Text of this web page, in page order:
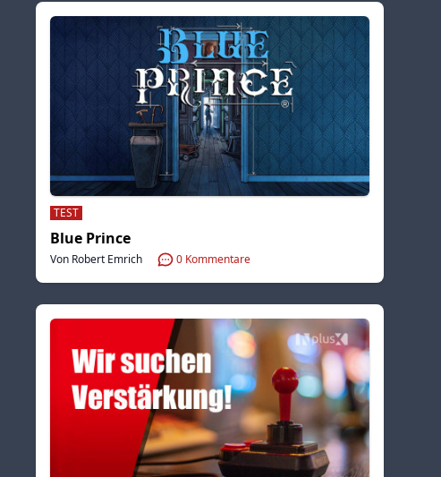
TEST
Blue Prince
Von Robert Emrich 0 Kommentare